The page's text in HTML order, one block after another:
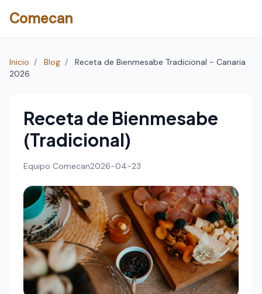
Comecan
Inicio / Blog /
Receta de Bienmesabe Tradicional - Canaria
2026
Receta de Bienmesabe
(Tradicional)
Equipo Comecan2026-04-23